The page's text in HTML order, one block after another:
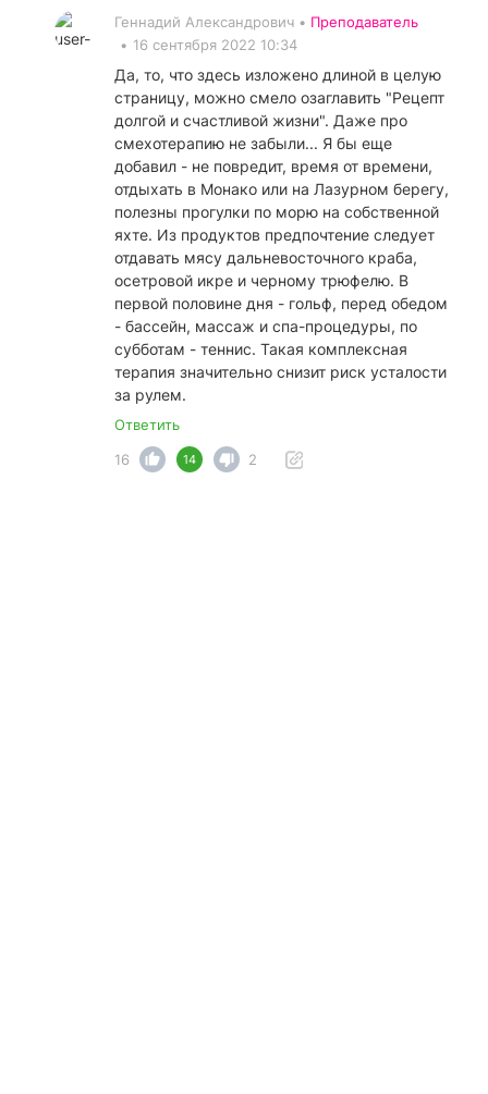
Геннадий Александрович • Преподаватель
• 16 сентября 2022 10:34
Да, то, что здесь изложено длиной в целую
страницу, можно смело озаглавить "Рецепт
долгой и счастливой жизни". Даже про
смехотерапию не забыли... Я бы еще
добавил - не повредит, время от времени,
отдыхать в Монако или на Лазурном берегу,
полезны прогулки по морю на собственной
яхте. Из продуктов предпочтение следует
отдавать мясу дальневосточного краба,
осетровой икре и черному трюфелю. В
первой половине дня - гольф, перед обедом
- бассейн, массаж и спа-процедуры, по
субботам - теннис. Такая комплексная
терапия значительно снизит риск усталости
за рулем.
Ответить
16
14 2